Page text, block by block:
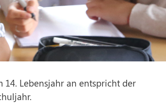
Lebensjahr an entspricht der